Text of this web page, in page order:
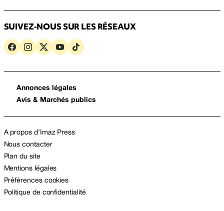
SUIVEZ-NOUS SUR LES RÉSEAUX
Annonces légales
Avis & Marchés publics
A propos d’Imaz Press
Nous contacter
Plan du site
Mentions légales
Préférences cookies
Politique de confidentialité